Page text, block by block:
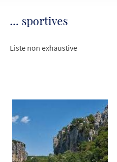
... sportives
Liste non exhaustive